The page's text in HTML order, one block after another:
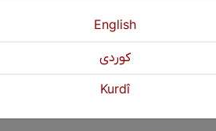
لە کاتی نەورۆزدا حزبی
ئەم ئەشکەوتە، چونکە لاوەکان
نەورۆزدا. بەپێی هەندێک
عوسمانیدا کچانێکی زۆر
ئەشکەوتی قیزکان.
English
كوردی
Kurdî